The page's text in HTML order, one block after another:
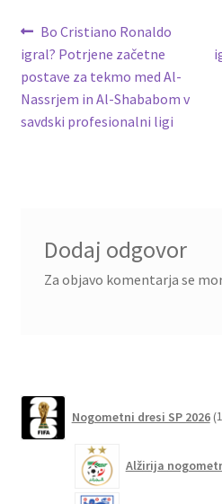
k
Navigacija
prispevka
Previous
post:
Bo Cristiano Ronaldo
igral? Potrjene začetne
postave za tekmo med Al-
Nassrjem in Al-Shababom v
savdski profesionalni ligi
Dodaj odgovor
Za objavo komentarja se
Nogometni dresi SP 2026
Alžirija